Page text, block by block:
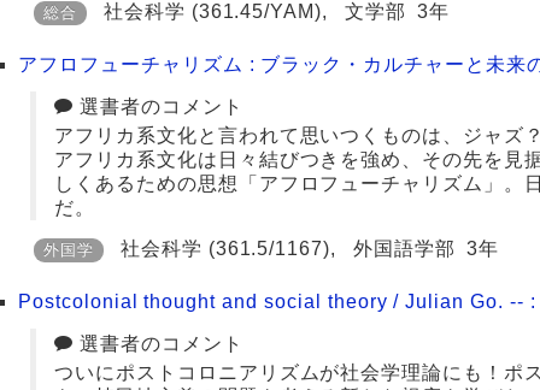
総合 社会科学 (361.45/YAM),文学部 3年
アフロフューチャリズム : ブラック・カルチャーと未
選書者のコメント
アフリカ系文化と言われて思いつくものは、ジャ
アフリカ系文化は日々結びつきを強め、その先を見
しくあるための思想「アフロフューチャリズム」
だ。
外国学 社会科学 (361.5/1167),外国語学部 3年
Postcolonial thought and social theory / Julian Go. -- :
選書者のコメント
ついにポストコロニアリズムが社会学理論にも！ポ